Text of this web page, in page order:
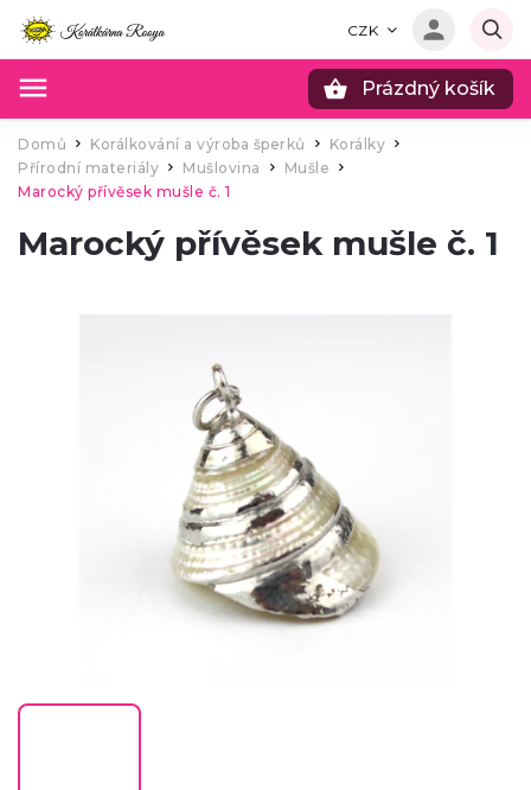
CZK
Prázdný košík
Domů / Korálkování a výroba šperků Korálky /
Přírodní materiály / Mušlovina Mušle /
Marocký přívěsek mušle č. 1
Marocký přívěsek mušle č. 1